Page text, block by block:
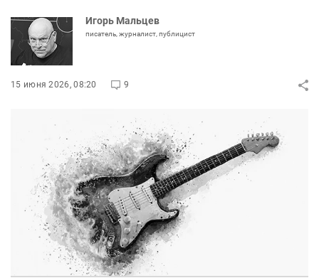
Игорь Мальцев
писатель, журналист, публицист
15 июня 2026, 08:20 9